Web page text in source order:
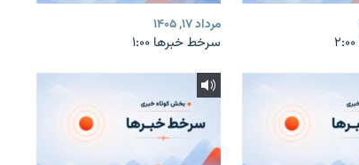
مرداد ۱۷, ۱۴۰۵
سرخط خبرها ۱:۰۰